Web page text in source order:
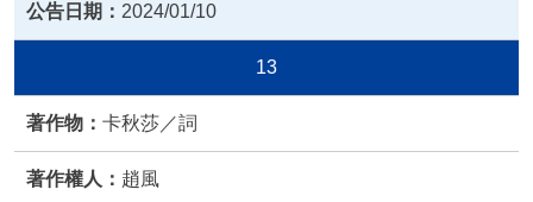
2024/01/10
13
卡秋莎／詞
趙風